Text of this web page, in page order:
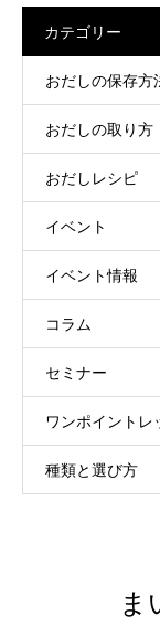
カテゴリー
おだしの保存方
おだしの取り方
おだしレシピ
イベント
イベント情報
コラム
セミナー
ワンポイントレ
種類と選び方
ま